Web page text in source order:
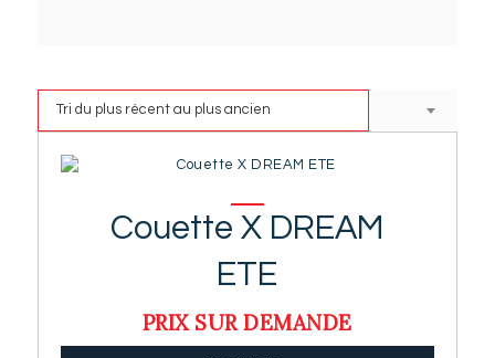
Couette X DREAM
ETE
PRIX SUR DEMANDE